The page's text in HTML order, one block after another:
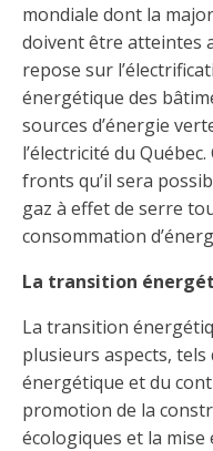
Sinistre
Lois et règlements
Condamnations
Avantages et
Le programme
d'investissement
H-Q, Telus et autres
Demande de
mondiale dont la
doivent être atteintes
repose sur
énergétique des
sources d’énergie
l’électricité du
fronts qu’il sera
gaz à effet de serre
consommation
La transition
La transition
plusieurs aspects, tels
énergétique et du
promotion de la
écologiques et la